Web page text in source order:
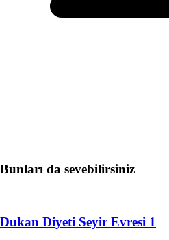
Bunları da sevebilirsiniz
Dukan Diyeti Seyir Evresi 1